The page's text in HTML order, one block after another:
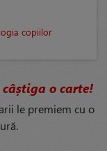
copiilor
o carte!
le premiem cu o